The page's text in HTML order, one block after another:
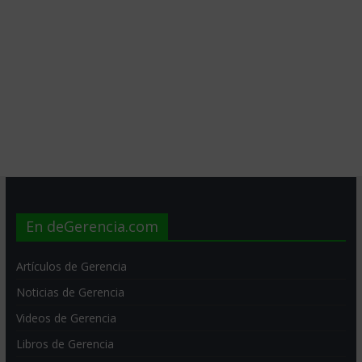
En deGerencia.com
Artículos de Gerencia
Noticias de Gerencia
Videos de Gerencia
Libros de Gerencia